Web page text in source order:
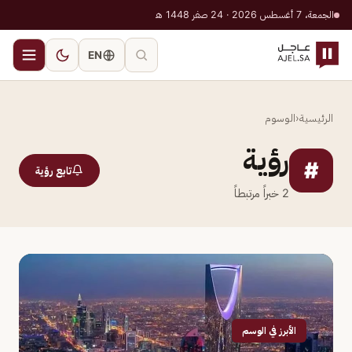
الجمعة، 7 أغسطس 2026 · 24 صفر 1448 هـ
EN
الرئيسية‹الوسوم
# رؤية
2 خبراً مرتبطاً
تابع رؤية
الأبرز في الوسم